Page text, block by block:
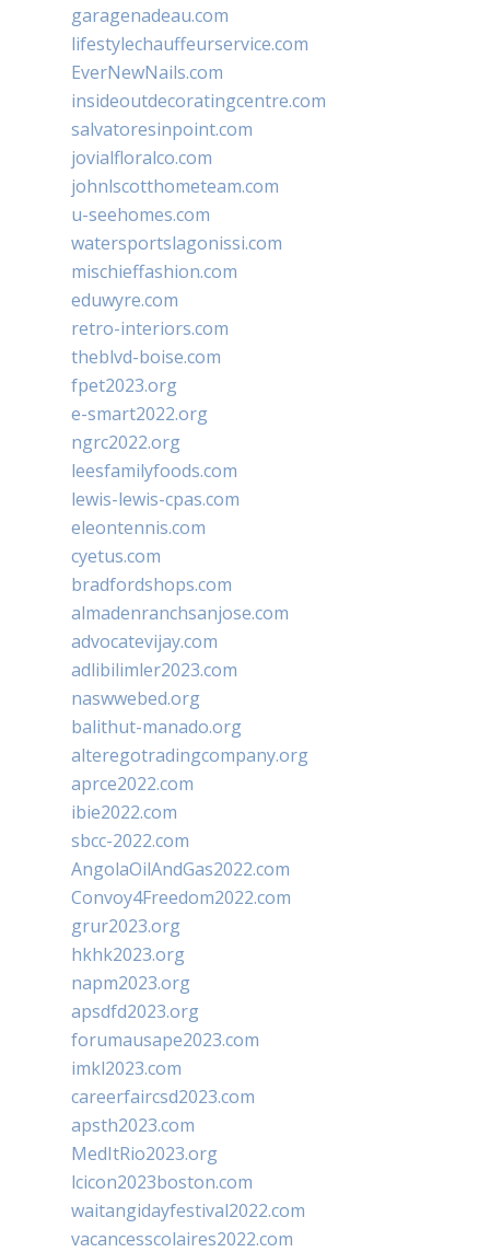
garagenadeau.com
lifestylechauffeurservice.com
EverNewNails.com
insideoutdecoratingcentre.com
salvatoresinpoint.com
jovialfloralco.com
johnlscotthometeam.com
u-seehomes.com
watersportslagonissi.com
mischieffashion.com
eduwyre.com
retro-interiors.com
theblvd-boise.com
fpet2023.org
e-smart2022.org
ngrc2022.org
leesfamilyfoods.com
lewis-lewis-cpas.com
eleontennis.com
cyetus.com
bradfordshops.com
almadenranchsanjose.com
advocatevijay.com
adlibilimler2023.com
naswwebed.org
balithut-manado.org
alteregotradingcompany.org
aprce2022.com
ibie2022.com
sbcc-2022.com
AngolaOilAndGas2022.com
Convoy4Freedom2022.com
grur2023.org
hkhk2023.org
napm2023.org
apsdfd2023.org
forumausape2023.com
imkl2023.com
careerfaircsd2023.com
apsth2023.com
MedItRio2023.org
lcicon2023boston.com
waitangidayfestival2022.com
vacancesscolaires2022.com